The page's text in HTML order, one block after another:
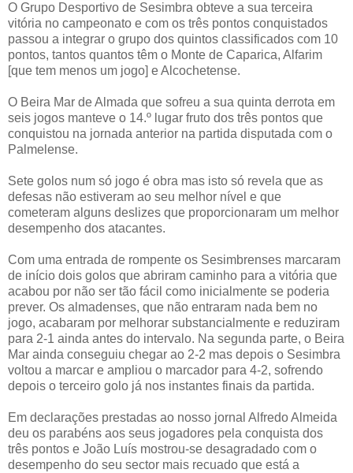
O Grupo Desportivo de Sesimbra obteve a sua terceira
vitória no campeonato e com os três pontos conquistados
passou a integrar o grupo dos quintos classificados com 10
pontos, tantos quantos têm o Monte de Caparica, Alfarim
[que tem menos um jogo] e Alcochetense.
O Beira Mar de Almada que sofreu a sua quinta derrota em
seis jogos manteve o 14.º lugar fruto dos três pontos que
conquistou na jornada anterior na partida disputada com o
Palmelense.
Sete golos num só jogo é obra mas isto só revela que as
defesas não estiveram ao seu melhor nível e que
cometeram alguns deslizes que proporcionaram um melhor
desempenho dos atacantes.
Com uma entrada de rompente os Sesimbrenses marcaram
de início dois golos que abriram caminho para a vitória que
acabou por não ser tão fácil como inicialmente se poderia
prever. Os almadenses, que não entraram nada bem no
jogo, acabaram por melhorar substancialmente e reduziram
para 2-1 ainda antes do intervalo. Na segunda parte, o Beira
Mar ainda conseguiu chegar ao 2-2 mas depois o Sesimbra
voltou a marcar e ampliou o marcador para 4-2, sofrendo
depois o terceiro golo já nos instantes finais da partida.
Em declarações prestadas ao nosso jornal Alfredo Almeida
deu os parabéns aos seus jogadores pela conquista dos
três pontos e João Luís mostrou-se desagradado com o
desempenho do seu sector mais recuado que está a